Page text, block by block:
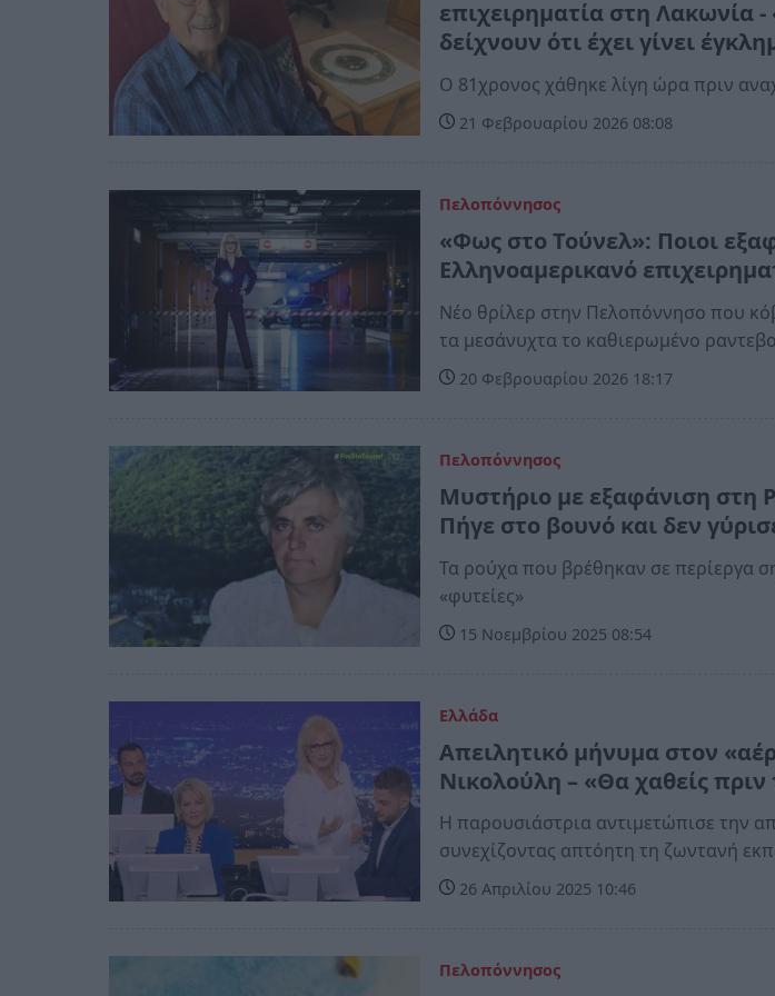
επιχειρηματία στη Λακωνία
δείχνουν ότι έχει γίνει
Ο 81χρονος χάθηκε λίγη ώρα πριν
21 Φεβρουαρίου 2026 08:08
Πελοπόννησος
«Φως στο Τούνελ»: Ποιοι
Ελληνοαμερικανό
Νέο θρίλερ στην Πελοπόννησο που
τα μεσάνυχτα το καθιερωμένο
20 Φεβρουαρίου 2026 18:17
Πελοπόννησος
Μυστήριο με εξαφάνιση στη
Πήγε στο βουνό και δεν
Τα ρούχα που βρέθηκαν σε περίεργα
«φυτείες»
15 Νοεμβρίου 2025 08:54
Ελλάδα
Απειλητικό μήνυμα στον
Νικολούλη – «Θα χαθείς
Η παρουσιάστρια αντιμετώπισε την
συνεχίζοντας απτόητη τη ζωντανή
26 Απριλίου 2025 10:46
Πελοπόννησος